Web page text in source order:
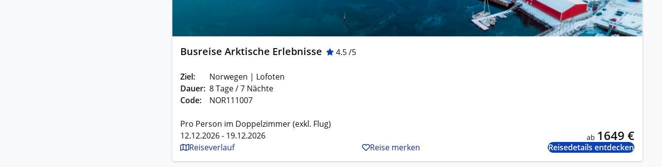
Busreise Arktische Erlebnisse 4.5 /5
Ziel:
Norwegen | Lofoten
Dauer: 8 Tage / 7 Nächte
Code:
NOR111007
Pro Person im Doppelzimmer (exkl. Flug)
12.12.2026 - 19.12.2026
ab 1649 €
Reiseverlauf Reise merken Reisedetails entdecken